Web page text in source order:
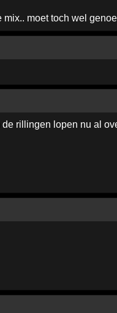
mix.. moet toch wel
rillingen lopen nu al